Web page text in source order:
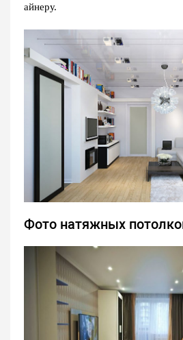
айнеру.
Фото натяжных